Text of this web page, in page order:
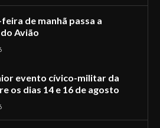
de manhã passa a
Avião
evento cívico-militar da
os dias 14 e 16 de agosto